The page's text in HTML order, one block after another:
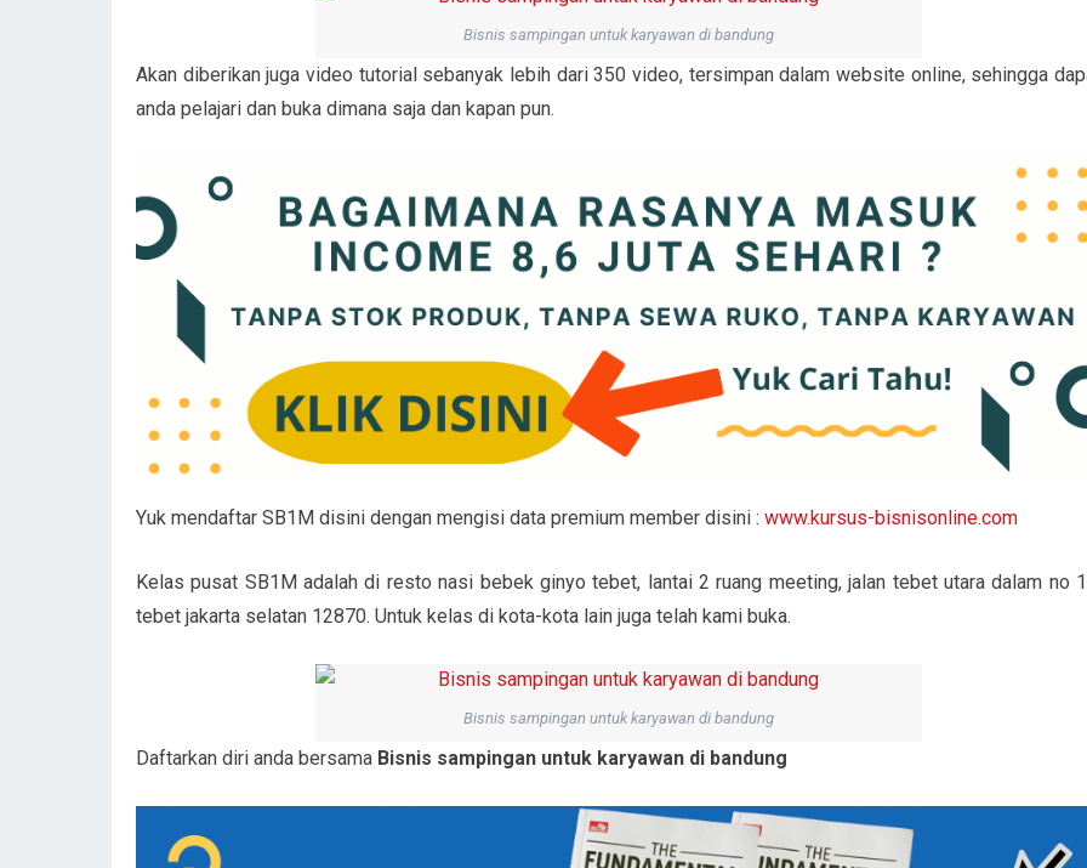
Bisnis sampingan untuk karyawan di bandung
Akan diberikan juga video tutorial sebanyak lebih dari 350 video, tersimpan dalam website online, sehingga
anda pelajari dan buka dimana saja dan kapan pun.
Yuk mendaftar SB1M disini dengan mengisi data premium member disini : www.kursus-bisnisonline.com
Kelas pusat SB1M adalah di resto nasi bebek ginyo tebet, lantai 2 ruang meeting, jalan tebet utara dalam no
tebet jakarta selatan 12870. Untuk kelas di kota-kota lain juga telah kami buka.
Bisnis sampingan untuk karyawan di bandung
Daftarkan diri anda bersama Bisnis sampingan untuk karyawan di bandung